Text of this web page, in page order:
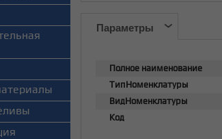
Параметры
Полное наименование
ТипНоменклатуры
ВидНоменклатуры
Код